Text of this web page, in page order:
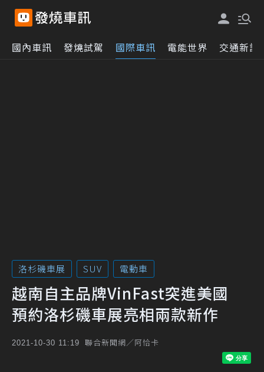
國內車訊 發燒試駕 國際車訊 電能世界 交通新訊
洛杉磯車展 SUV 電動車
越南自主品牌VinFast突進美國
預約洛杉磯車展亮相兩款新作
2021-10-30 11:19 聯合新聞網／阿恰卡